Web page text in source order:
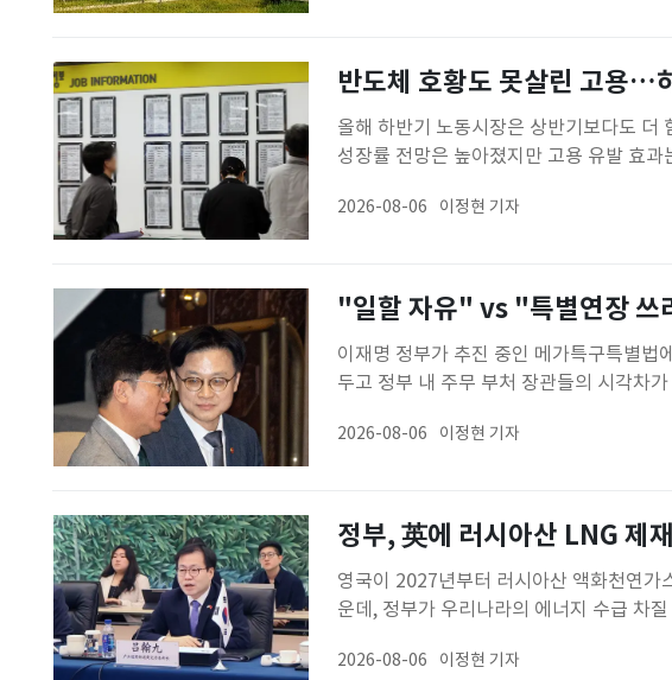
반도체 호황도 못살린 고용…
올해 하반기 노동시장은 상반기보다도 더
성장률 전망은 높아졌지만 고용 유발 효
소비 회복과 맞춤형 일자리 지원을 병행하
2026-08-06 이정현 기자
"일할 자유" vs "특별연장
이재명 정부가 추진 중인 메가특구특별
두고 정부 내 주무 부처 장관들의 시각차
연장근로 제도가 마련돼 있는 만큼 추가적
2026-08-06 이정현 기자
정부, 英에 러시아산 LNG 제
영국이 2027년부터 러시아산 액화천연
운데, 정부가 우리나라의 에너지 수급 차
의를 갖고 양국 간 주요 통상 현안을 논의
2026-08-06 이정현 기자